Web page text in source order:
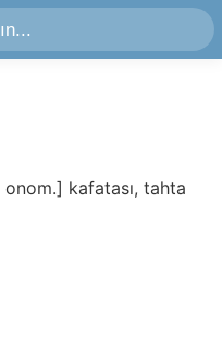
onom.] kafatası, tahta